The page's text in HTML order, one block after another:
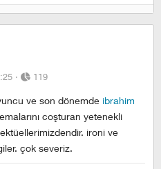
· 119
ve son dönemde i̇brahim
coşturan yetenekli
i̇roni ve
çok severiz.